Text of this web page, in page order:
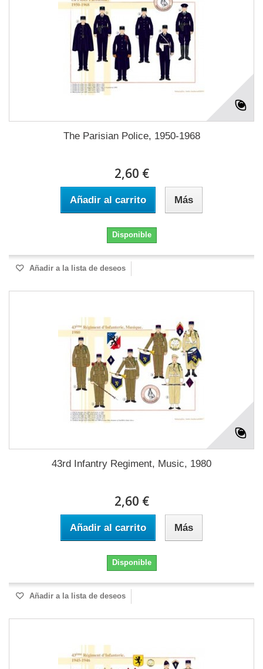
The Parisian Police, 1950-1968
2,60 €
Añadir al carrito Más
Disponible
Añadir a la lista de deseos
43rd Infantry Regiment, Music, 1980
2,60 €
Añadir al carrito Más
Disponible
Añadir a la lista de deseos